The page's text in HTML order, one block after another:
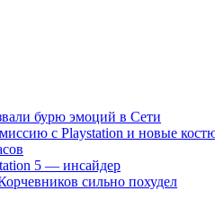
бурю эмоций в Сети
с Playstation и новые
5 — инсайдер
сильно похудел